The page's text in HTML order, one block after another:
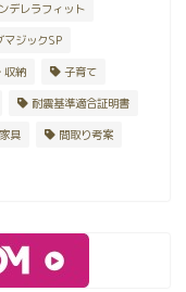
デレラフィット
マジックSP
収納 子育て
耐震基準適合証明書
具 間取り考案